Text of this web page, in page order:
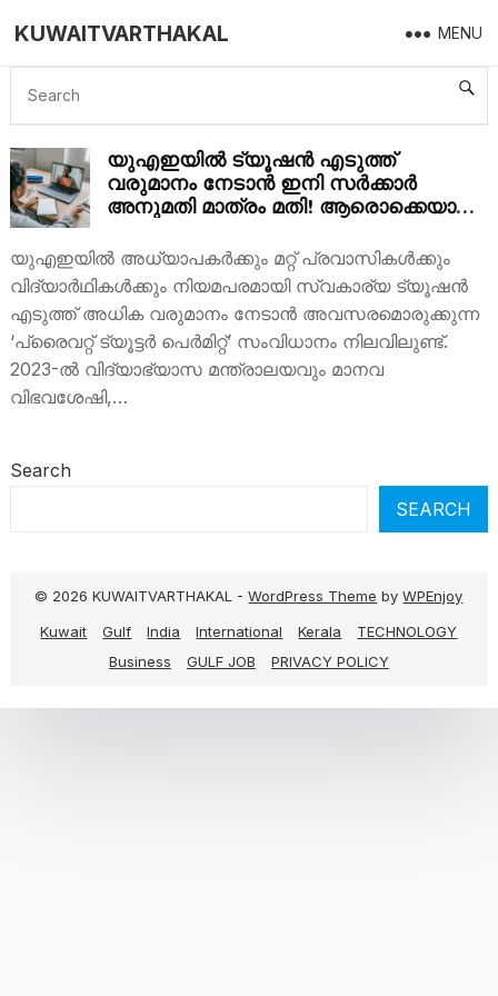
KUWAITVARTHAKAL MENU
UAE ONLINE TUITION
യുഎഇയിൽ ട്യൂഷൻ എടുത്ത്
വരുമാനം നേടാൻ ഇനി സർക്കാർ
അനുമതി മാത്രം മതി! ആരൊക്കെയാണ്
യുഎഇയിൽ അധ്യാപകർക്കും മറ്റ് പ്രവാസികൾക്കും
വിദ്യാർഥികൾക്കും നിയമപരമായി സ്വകാര്യ ട്യൂഷൻ
എടുത്ത് അധിക വരുമാനം നേടാൻ അവസരമൊരുക്കുന്ന
‘പ്രൈവറ്റ് ട്യൂട്ടർ പെർമിറ്റ്’ സംവിധാനം നിലവിലുണ്ട്.
2023-ൽ വിദ്യാഭ്യാസ മന്ത്രാലയവും മാനവ
വിഭവശേഷി,…
Search
SEARCH
© 2026 KUWAITVARTHAKAL -WordPress Theme byWPEnjoy
Kuwait
Gulf India International Kerala
TECHNOLOGY
Business
GULF JOB PRIVACY POLICY